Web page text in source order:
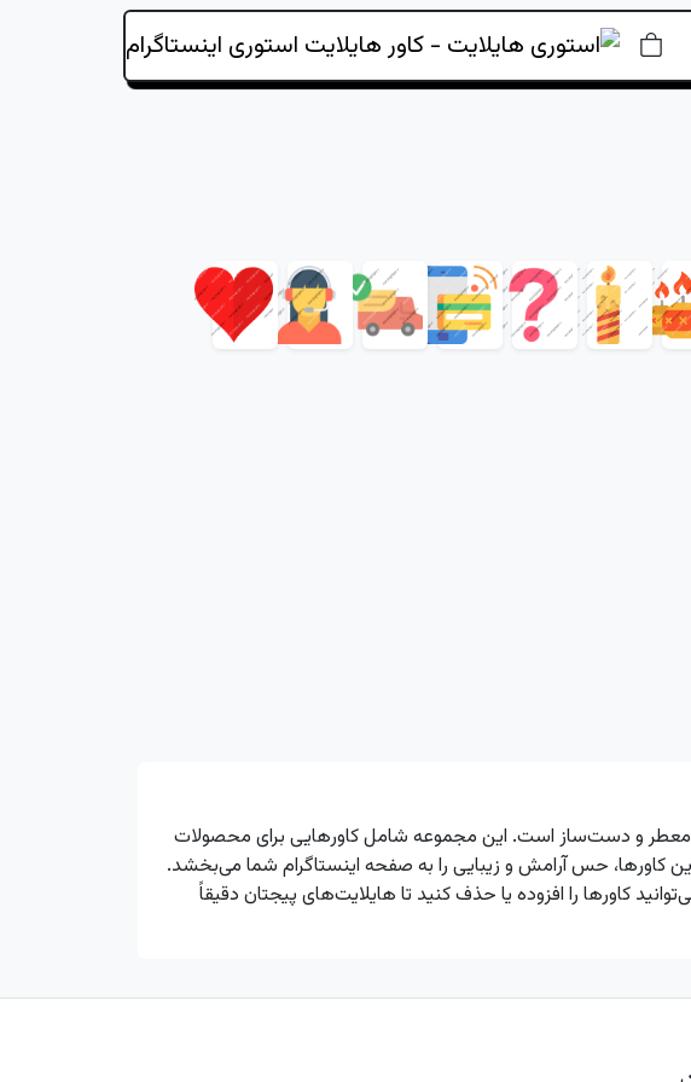
معطر و دست‌ساز است. این مجموعه شامل کاورهایی برای محصولات
حس آرامش و زیبایی را به صفحه اینستاگرام شما می‌بخشد.
کاورها را افزوده یا حذف کنید تا هایلایت‌های پیجتان دقیقاً